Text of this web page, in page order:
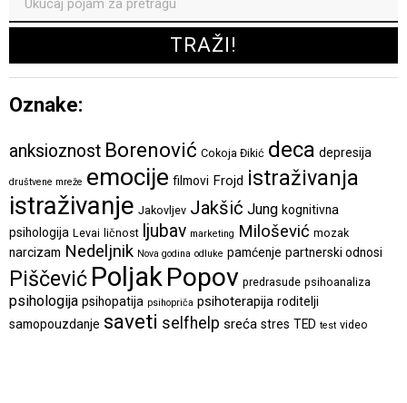
Oznake:
anksioznost Borenović Cokoja Đikić deca depresija
društvene mreže emocije filmovi Frojd istraživanja
istraživanje Jakovljev Jakšić Jung kognitivna
psihologija Levai ličnost ljubav marketing Milošević mozak
narcizam Nedeljnik Nova godina odluke pamćenje partnerski odnosi
Piščević PoljakPopov predrasude psihoanaliza
psihologija psihopatija psihopriča psihoterapija roditelji
samopouzdanje saveti selfhelp sreća stres TED test video